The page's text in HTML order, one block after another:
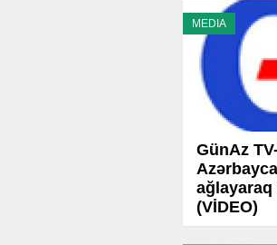
MEDIA
GünAz
(VİDEO)